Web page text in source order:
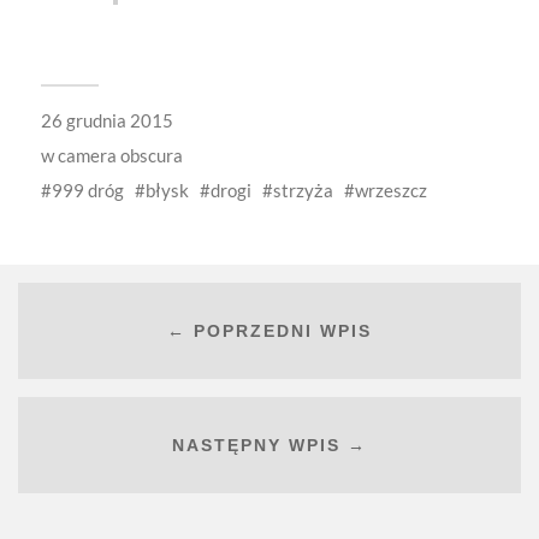
26 grudnia 2015
wcamera obscura
999 dróg
błysk drogi strzyża wrzeszcz
← POPRZEDNI WPIS
NASTĘPNY WPIS →